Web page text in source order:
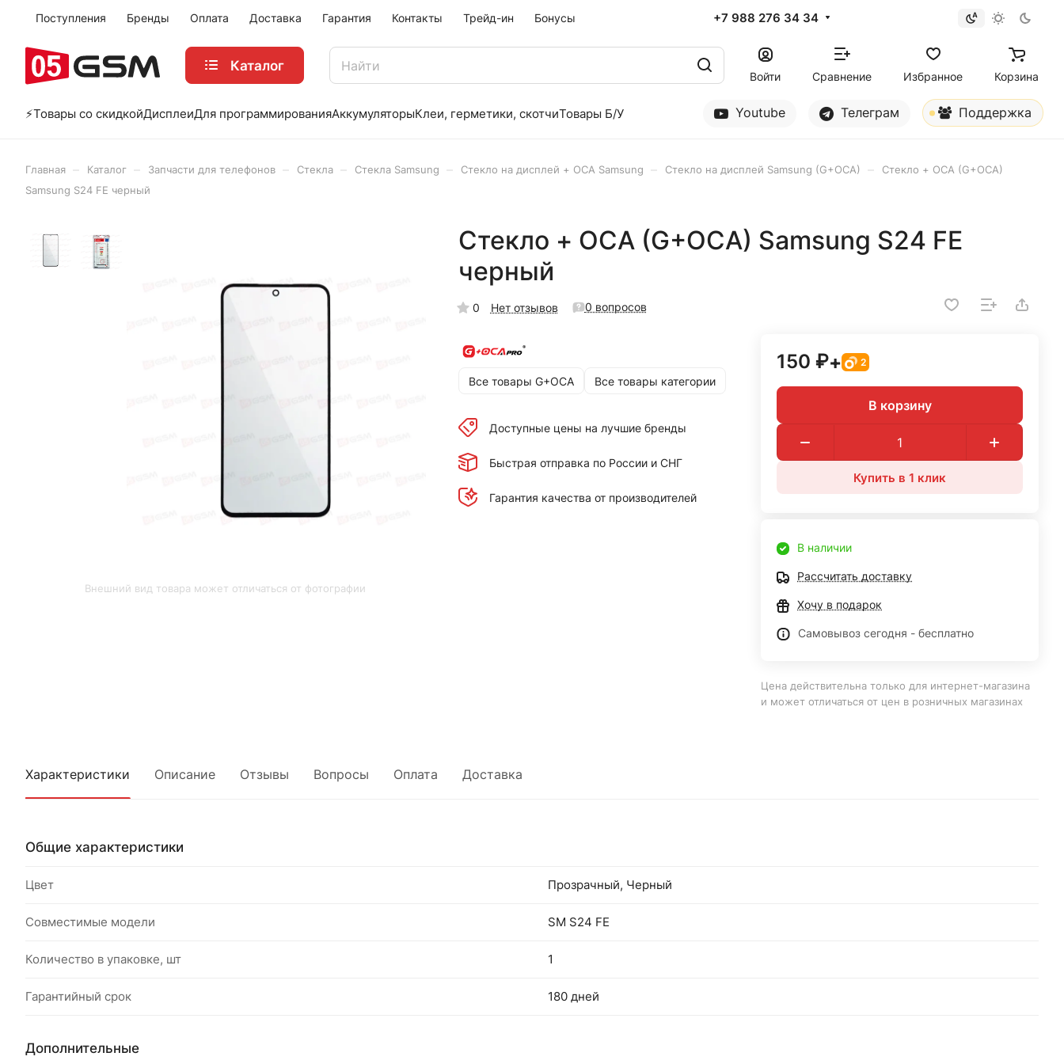
Поступления Бренды Оплата Доставка Гарантия Контакты Трейд-ин Бонусы +7 988 276 34 34
Каталог
Войти Сравнение Избранное Корзина
⚡️Товары со скидкойДисплеиДля программированияАккумуляторыКлеи, герметики, скотчиТовары Б/У Youtube Телеграм Поддержка
Главная Каталог Запчасти для телефонов Стекла Стекла Samsung Стекло на дисплей + OCA Samsung Стекло на дисплей Samsung (G+OCA)
Стекло + OCA (G+OCA)
Samsung S24 FE черный
Внешний вид товара может отличаться от фотографии
Стекло + OCA (G+OCA) Samsung S24 FE
черный
0 Нет отзывов 0 вопросов
Все товары G+OCA Все товары категории
Доступные цены на лучшие бренды
Быстрая отправка по России и СНГ
Гарантия качества от производителей
150 ₽+ 2
В корзину
Купить в 1 клик
В наличии
Рассчитать доставку
Хочу в подарок
Самовывоз сегодня - бесплатно
Цена действительна только для интернет-магазина
и может отличаться от цен в розничных магазинах
Характеристики Описание Отзывы Вопросы Оплата Доставка
Общие характеристики
Цвет Прозрачный, Черный
Совместимые модели SM S24 FE
Количество в упаковке, шт 1
Гарантийный срок 180 дней
Дополнительные